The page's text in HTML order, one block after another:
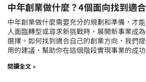
中年創業做什麼？4個面向找到適
中年創業做什麼需要充分的規劃和準備，才
人面臨轉型或尋求新挑戰時，展開新事業成
選擇。如何找到適合自己的創業方向，我們
用的建議，幫助你在這個階段實現事業的成功
閱讀全文 »